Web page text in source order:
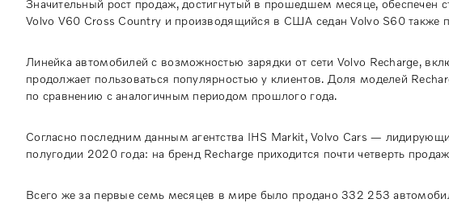
Значительный рост продаж, достигнутый в прошедшем месяце, обеспечен
Volvo V60 Cross Country и производящийся в США седан Volvo S60 также
Линейка автомобилей с возможностью зарядки от сети Volvo Recharge,
продолжает пользоваться популярностью у клиентов. Доля моделей
по сравнению с аналогичным периодом прошлого года.
Согласно последним данным агентства IHS Markit, Volvo Cars —
полугодии 2020 года: на бренд Recharge приходится почти четверть
Всего же за первые семь месяцев в мире было продано 332 253